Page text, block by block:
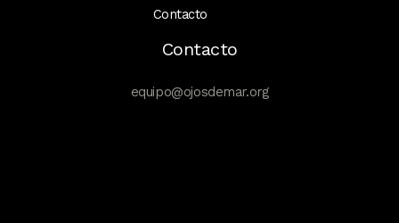
Contacto
Contacto
equipo@ojosdemar.org